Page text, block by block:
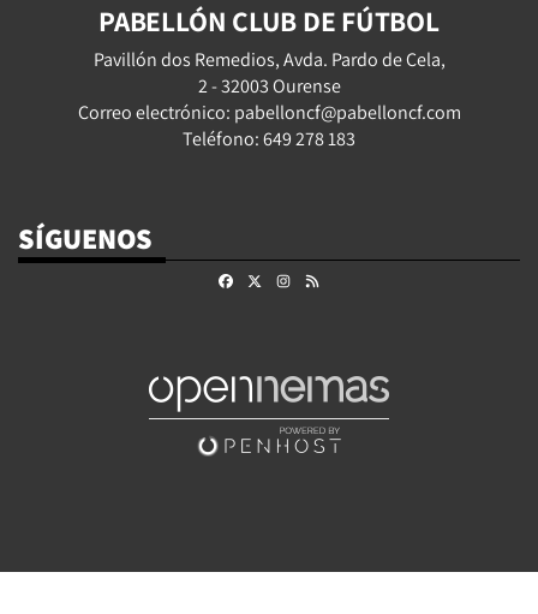
PABELLÓN CLUB DE FÚTBOL
Pavillón dos Remedios, Avda. Pardo de Cela,
2 - 32003 Ourense
Correo electrónico: pabelloncf@pabelloncf.com
Teléfono: 649 278 183
SÍGUENOS
FacebookInstagram